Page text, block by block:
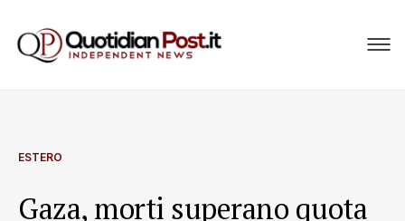
ESTERO
Gaza, morti superano quota